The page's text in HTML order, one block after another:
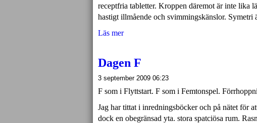
receptfria tabletter. Kroppen däremot är inte lika
hastigt illmående och svimmingskänslor.
Läs mer
Dagen F
3 september 2009 06:23
F som i Flyttstart. F som i Femtonspel.
Jag har tittat i inredningsböcker och på nätet för
dock en obegränsad yta. stora spatciösa rum.